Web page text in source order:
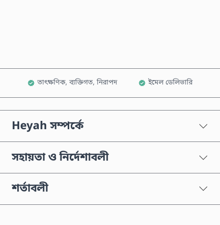
তাৎক্ষণিক, ব্যক্তিগত, নিরাপদ ইমেল ডেলিভারি
Heyah সম্পর্কে
সহায়তা ও নির্দেশাবলী
শর্তাবলী